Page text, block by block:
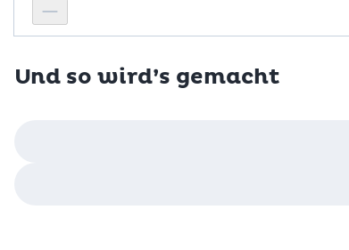
Personenanzahl verringern
Personenanzahl
Und so wird’s gemacht